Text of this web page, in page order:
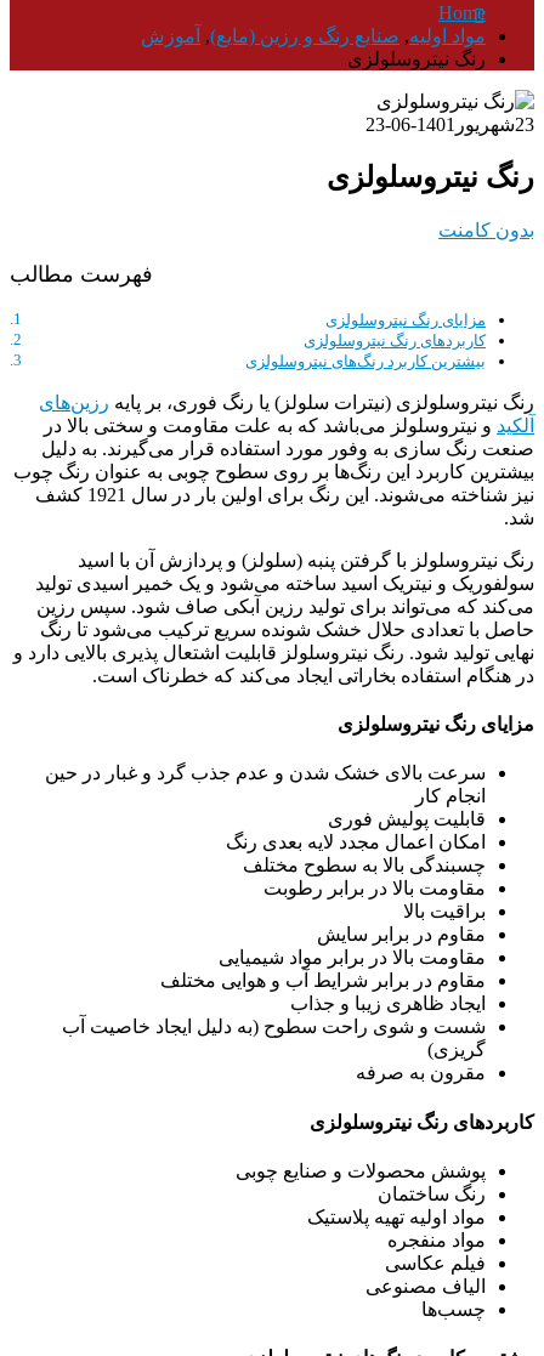
Home
مواد اولیه, صنایع رنگ و رزین (مایع), آموزش
رنگ نیتروسلولزی
23شهریور 1401-06-23
رنگ نیتروسلولزی
بدون کامنت
فهرست مطالب
مزایای رنگ نیتروسلولزی
کاربردهای رنگ نیتروسلولزی
بیشترین کاربرد رنگ‌های نیتروسلولزی
رنگ نیتروسلولزی (نیترات سلولز) یا رنگ فوری، بر پایه رزین‌های
آلکید و نیتروسلولز می‌باشد که به علت مقاومت و سختی بالا در
صنعت رنگ سازی به وفور مورد استفاده قرار می‌گیرند. به دلیل
بیشترین کاربرد این رنگ‌ها بر روی سطوح چوبی به عنوان رنگ چوب
نیز شناخته می‌شوند. این رنگ برای اولین بار در سال 1921 کشف
شد.
رنگ نیتروسلولز با گرفتن پنبه (سلولز) و پردازش آن با اسید
سولفوریک و نیتریک اسید ساخته می‌شود و یک خمیر اسیدی تولید
می‌کند که می‌تواند برای تولید رزین آبکی صاف شود. سپس رزین
حاصل با تعدادی حلال خشک شونده سریع ترکیب می‌شود تا رنگ
نهایی تولید شود. رنگ نیتروسلولز قابلیت اشتعال پذیری بالایی دارد و
در هنگام استفاده بخاراتی ایجاد می‌کند که خطرناک است.
مزایای رنگ نیتروسلولزی
سرعت بالای خشک شدن و عدم جذب گرد و غبار در حین
انجام کار
قابلیت پولیش فوری
امکان اعمال مجدد لایه بعدی رنگ
چسبندگی بالا به سطوح مختلف
مقاومت بالا در برابر رطوبت
براقیت بالا
مقاوم در برابر سایش
مقاومت بالا در برابر مواد شیمیایی
مقاوم در برابر شرایط آب و هوایی مختلف
ایجاد ظاهری زیبا و جذاب
شست و شوی راحت سطوح (به دلیل ایجاد خاصیت آب
گریزی)
مقرون به صرفه
کاربردهای رنگ نیتروسلولزی
پوشش محصولات و صنایع چوبی
رنگ ساختمان
مواد اولیه تهیه پلاستیک
مواد منفجره
فیلم عکاسی
الیاف مصنوعی
چسب‌ها